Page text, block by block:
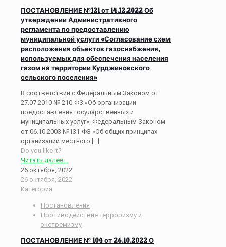
ПОСТАНОВЛЕНИЕ №121 от 14.12.2022 Об
утверждении Административного
регламента по предоставлению
муниципальной услуги «Согласование схем
расположения объектов газоснабжения,
используемых для обеспечения населения
газом на территории Курджиновского
сельского поселения»
В соответствии с Федеральным Законом от
27.07.2010 № 210-ФЗ «Об организации
предоставления государственных и
муниципальных услуг», Федеральным Законом
от 06.10.2003 №131-ФЗ «Об общих принципах
организации местного
Do you like it?
Читать далее...
26 октября, 2022
26 октября, 2022
Категория
Постановления
Противодействие терроризму и
экстремизму
ПОСТАНОВЛЕНИЕ № 104 от 26.10.2022 О